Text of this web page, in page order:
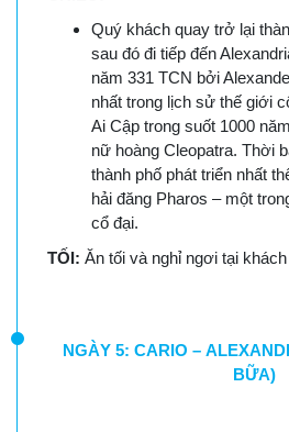
Quý khách quay trở lại
sau đó đi tiếp đến
năm 331 TCN bởi
nhất trong lịch sử thế giới
Ai Cập trong suốt 1000
nữ hoàng Cleopatra. Thời
thành phố phát triển nhất
hải đăng Pharos – một
cổ đại.
TỐI: Ăn tối và nghỉ ngơi tại
NGÀY 5: CARIO –
BỮA)